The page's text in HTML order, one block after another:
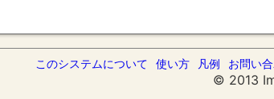
このシステムについて 使い方 凡例 お問い
© 2013